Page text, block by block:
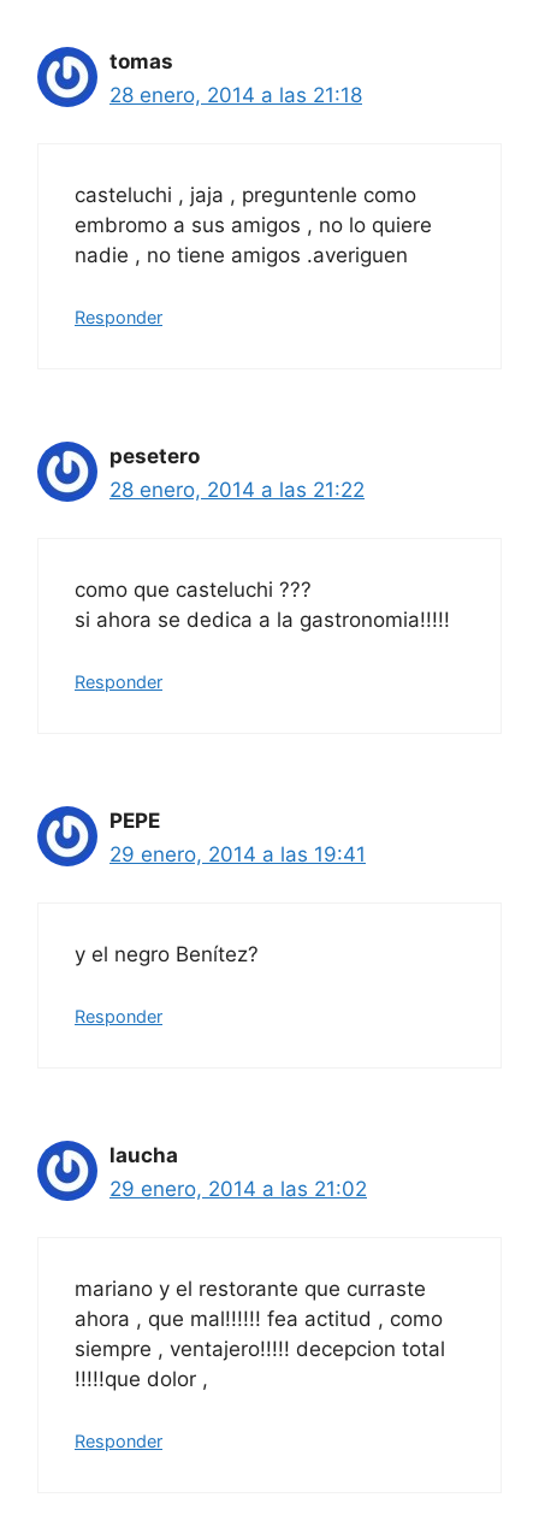
tomas
28 enero, 2014 a las 21:18
casteluchi , jaja , preguntenle como
embromo a sus amigos , no lo quiere
nadie , no tiene amigos .averiguen
Responder
pesetero
28 enero, 2014 a las 21:22
como que casteluchi ???
si ahora se dedica a la gastronomia!!!!!
Responder
PEPE
29 enero, 2014 a las 19:41
y el negro Benítez?
Responder
laucha
29 enero, 2014 a las 21:02
mariano y el restorante que curraste
ahora , que mal!!!!!! fea actitud , como
siempre , ventajero!!!!! decepcion total
!!!!!que dolor ,
Responder